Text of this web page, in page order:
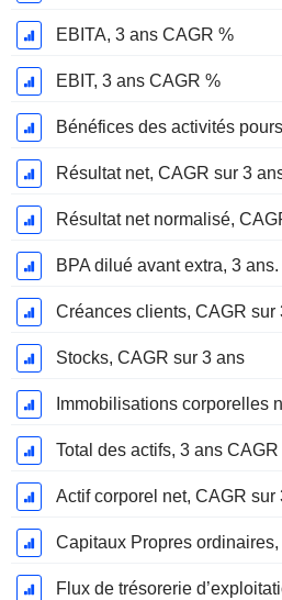
EBITA, 3 ans CAGR %
EBIT, 3 ans CAGR %
Résultat net, CAGR sur 3
Résultat net normalisé,
BPA dilué avant extra, 3
Créances clients, CAGR sur
Stocks, CAGR sur 3 ans
Total des actifs, 3 ans CAGR
Actif corporel net, CAGR sur
Capitaux Propres